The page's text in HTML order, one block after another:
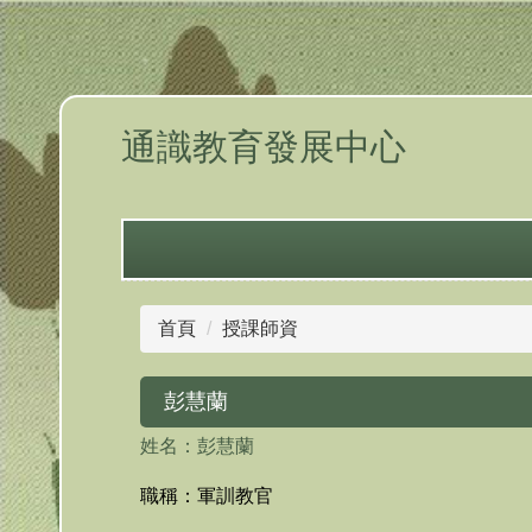
跳
到
主
要
內
容
區
通識教育發展中心
首頁 授課師資
彭慧蘭
姓名：彭慧蘭
職稱：軍訓教官